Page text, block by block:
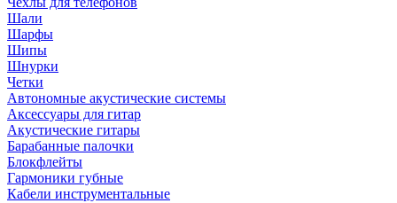
Шали
Шарфы
Шипы
Шнурки
Четки
Автономные акустические системы
Аксессуары для гитар
Акустические гитары
Барабанные палочки
Блокфлейты
Гармоники губные
Кабели инструментальные